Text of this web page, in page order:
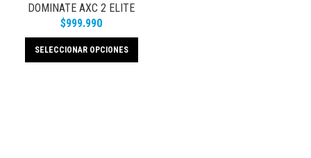
DOMINATE AXC 2 ELITE
SANDY YELLOW
$999.990
SELECCIONAR OPCIONES